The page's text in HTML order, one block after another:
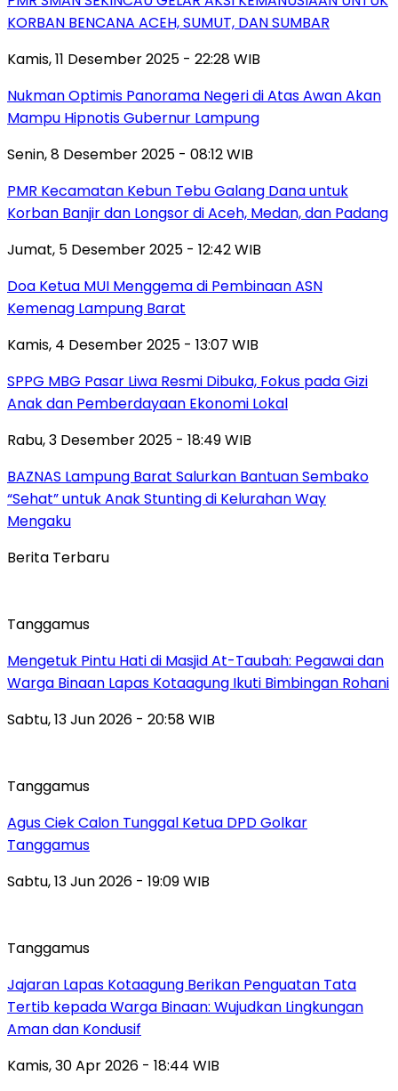
KORBAN BENCANA ACEH, SUMUT, DAN SUMBAR
Kamis, 11 Desember 2025 - 22:28 WIB
Nukman Optimis Panorama Negeri di Atas Awan Akan
Mampu Hipnotis Gubernur Lampung
Senin, 8 Desember 2025 - 08:12 WIB
PMR Kecamatan Kebun Tebu Galang Dana untuk
Korban Banjir dan Longsor di Aceh, Medan, dan Padang
Jumat, 5 Desember 2025 - 12:42 WIB
Doa Ketua MUI Menggema di Pembinaan ASN
Kemenag Lampung Barat
Kamis, 4 Desember 2025 - 13:07 WIB
SPPG MBG Pasar Liwa Resmi Dibuka, Fokus pada Gizi
Anak dan Pemberdayaan Ekonomi Lokal
Rabu, 3 Desember 2025 - 18:49 WIB
BAZNAS Lampung Barat Salurkan Bantuan Sembako
“Sehat” untuk Anak Stunting di Kelurahan Way
Mengaku
Berita Terbaru
Tanggamus
Mengetuk Pintu Hati di Masjid At-Taubah: Pegawai dan
Warga Binaan Lapas Kotaagung Ikuti Bimbingan Rohani
Sabtu, 13 Jun 2026 - 20:58 WIB
Tanggamus
Agus Ciek Calon Tunggal Ketua DPD Golkar
Tanggamus
Sabtu, 13 Jun 2026 - 19:09 WIB
Tanggamus
Jajaran Lapas Kotaagung Berikan Penguatan Tata
Tertib kepada Warga Binaan: Wujudkan Lingkungan
Aman dan Kondusif
Kamis, 30 Apr 2026 - 18:44 WIB